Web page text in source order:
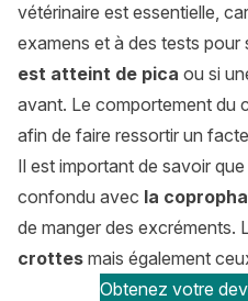
vétérinaire est essentielle,
examens et à des tests pour
est atteint de pica ou si
avant. Le comportement du
afin de faire ressortir un
Il est important de savoir
confondu avec la
de manger des excréments.
crottes mais également
Obtenez votre